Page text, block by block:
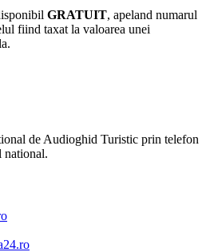
GRATUIT, apeland numarul
fiind taxat la valoarea unei
de Audioghid Turistic prin telefon
national.